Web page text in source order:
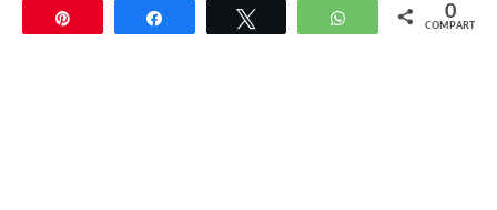
Compartir WhatsApp 0
COMPARTIR